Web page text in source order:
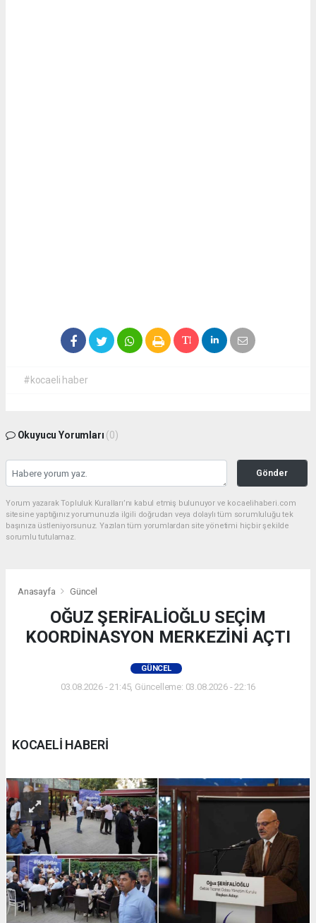
#kocaeli haber
Okuyucu Yorumları (0)
Gönder
Yorum yazarak Topluluk Kuralları’nı kabul etmiş bulunuyor ve kocaelihaberi.com
sitesine yaptığınız yorumunuzla ilgili doğrudan veya dolaylı tüm sorumluluğu tek
başınıza üstleniyorsunuz. Yazılan tüm yorumlardan site yönetimi hiçbir şekilde
sorumlu tutulamaz.
Anasayfa Güncel
OĞUZ ŞERİFALİOĞLU SEÇİM
KOORDİNASYON MERKEZİNİ AÇTI
GÜNCEL
03.08.2026 - 21:45, Güncelleme: 03.08.2026 - 22:16
KOCAELİ HABERİ